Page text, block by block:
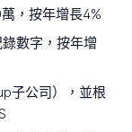
，按年增長4%
數字，按年增
子公司），並根